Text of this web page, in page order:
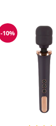
Reduzierung
-10%